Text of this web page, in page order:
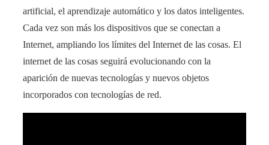
artificial, el aprendizaje automático y los datos inteligentes.
Cada vez son más los dispositivos que se conectan a
Internet, ampliando los límites del Internet de las cosas. El
internet de las cosas seguirá evolucionando con la
aparición de nuevas tecnologías y nuevos objetos
incorporados con tecnologías de red.